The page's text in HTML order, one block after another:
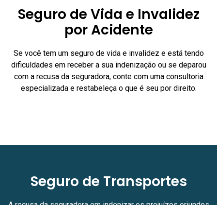
Seguro de Vida e Invalidez
por Acidente
Se você tem um seguro de vida e invalidez e está tendo
dificuldades em receber a sua indenização ou se deparou
com a recusa da seguradora, conte com uma consultoria
especializada e restabeleça o que é seu por direito.
Seguro de Transportes